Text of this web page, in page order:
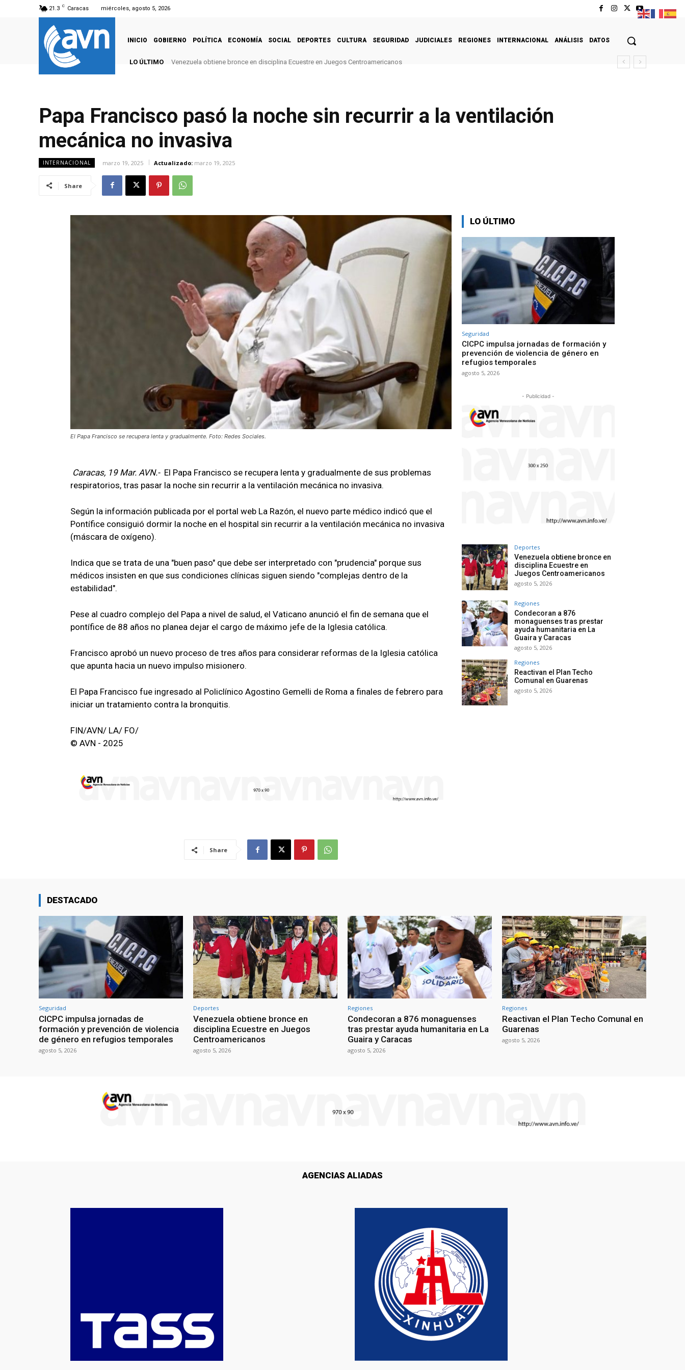
21.3 C Caracas miércoles, agosto 5, 2026
INICIO GOBIERNO POLÍTICA ECONOMÍA SOCIAL DEPORTES CULTURA SEGURIDAD JUDICIALES REGIONES INTERNACIONAL ANÁLISIS DATOS
LO ÚLTIMO Venezuela obtiene bronce en disciplina Ecuestre en Juegos Centroamericanos
Papa Francisco pasó la noche sin recurrir a la ventilación
mecánica no invasiva
INTERNACIONAL marzo 19, 2025 Actualizado: marzo 19, 2025
Share
El Papa Francisco se recupera lenta y gradualmente. Foto: Redes Sociales.
Caracas, 19 Mar. AVN.- El Papa Francisco se recupera lenta y gradualmente de sus problemas
respiratorios, tras pasar la noche sin recurrir a la ventilación mecánica no invasiva.
Según la información publicada por el portal web La Razón, el nuevo parte médico indicó que el
Pontífice consiguió dormir la noche en el hospital sin recurrir a la ventilación mecánica no invasiva
(máscara de oxígeno).
Indica que se trata de una "buen paso" que debe ser interpretado con "prudencia" porque sus
médicos insisten en que sus condiciones clínicas siguen siendo "complejas dentro de la
estabilidad".
Pese al cuadro complejo del Papa a nivel de salud, el Vaticano anunció el fin de semana que el
pontífice de 88 años no planea dejar el cargo de máximo jefe de la Iglesia católica.
Francisco aprobó un nuevo proceso de tres años para considerar reformas de la Iglesia católica
que apunta hacia un nuevo impulso misionero.
El Papa Francisco fue ingresado al Policlínico Agostino Gemelli de Roma a finales de febrero para
iniciar un tratamiento contra la bronquitis.
FIN/AVN/ LA/ FO/
© AVN - 2025
Share
LO ÚLTIMO
Seguridad
CICPC impulsa jornadas de formación y
prevención de violencia de género en
refugios temporales
agosto 5, 2026
- Publicidad -
Deportes
Venezuela obtiene bronce en
disciplina Ecuestre en
Juegos Centroamericanos
agosto 5, 2026
Regiones
Condecoran a 876
monaguenses tras prestar
ayuda humanitaria en La
Guaira y Caracas
agosto 5, 2026
Regiones
Reactivan el Plan Techo
Comunal en Guarenas
agosto 5, 2026
DESTACADO
Seguridad
CICPC impulsa jornadas de
formación y prevención de violencia
de género en refugios temporales
agosto 5, 2026
Deportes
Venezuela obtiene bronce en
disciplina Ecuestre en Juegos
Centroamericanos
agosto 5, 2026
Regiones
Condecoran a 876 monaguenses
tras prestar ayuda humanitaria en La
Guaira y Caracas
agosto 5, 2026
Regiones
Reactivan el Plan Techo Comunal en
Guarenas
agosto 5, 2026
AGENCIAS ALIADAS